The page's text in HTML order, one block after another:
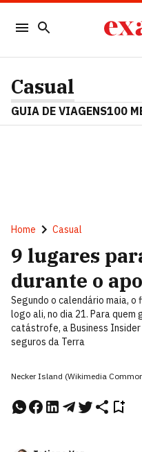
Casual
GUIA DE VIAGENS100
Home Casual
9 lugares
durante o
Segundo o calendário maia, o
logo ali, no dia 21. Para quem
catástrofe, a Business
seguros da Terra
Necker Island (Wikimedia